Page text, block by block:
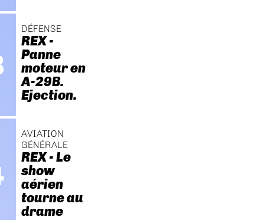
DÉFENSE
REX -
Panne
moteur en
A-29B.
Ejection.
AVIATION
GÉNÉRALE
REX - Le
show
aérien
tourne au
drame